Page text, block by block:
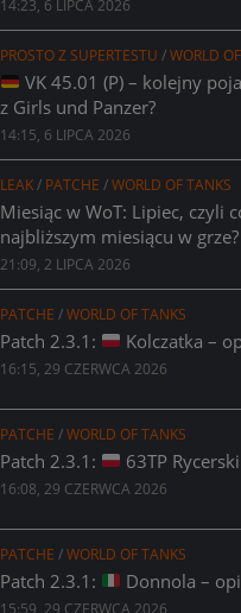
14:23, 6 LIPCA 2026
PROSTO Z SUPERTESTU /WORLD
VK 45.01 (P) – kolejny
z Girls und Panzer?
14:15, 6 LIPCA 2026
LEAK/ PATCHE /WORLD OF TANKS
Miesiąc w WoT: Lipiec, czyli
najbliższym miesiącu w grze?
21:09, 2 LIPCA 2026
PATCHE /WORLD OF TANKS
Patch 2.3.1: Kolczatka –
16:15, 29 CZERWCA 2026
PATCHE /WORLD OF TANKS
Patch 2.3.1: 63TP
16:08, 29 CZERWCA 2026
PATCHE /WORLD OF TANKS
Patch 2.3.1: Donnola –
15:59, 29 CZERWCA 2026